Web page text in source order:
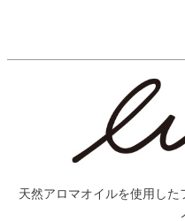
天然アロマオイルを使用し